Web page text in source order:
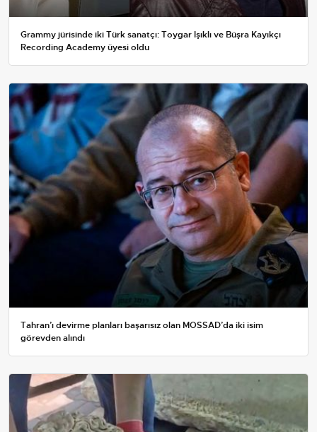
Grammy jürisinde iki Türk sanatçı: Toygar Işıklı ve Büşra Kayıkçı
Recording Academy üyesi oldu
Tahran’ı devirme planları başarısız olan MOSSAD’da iki isim
görevden alındı